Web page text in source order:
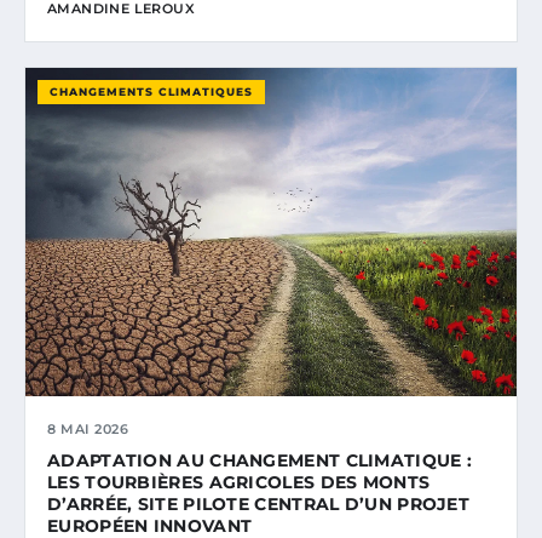
AMANDINE LEROUX
CHANGEMENTS CLIMATIQUES
8 MAI 2026
ADAPTATION AU CHANGEMENT CLIMATIQUE :
LES TOURBIÈRES AGRICOLES DES MONTS
D’ARRÉE, SITE PILOTE CENTRAL D’UN PROJET
EUROPÉEN INNOVANT